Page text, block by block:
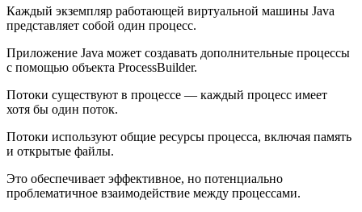
Каждый экземпляр работающей виртуальной машины Java
представляет собой один процесс.
Приложение Java может создавать дополнительные процессы
с помощью объекта ProcessBuilder.
Потоки существуют в процессе — каждый процесс имеет
хотя бы один поток.
Потоки используют общие ресурсы процесса, включая память
и открытые файлы.
Это обеспечивает эффективное, но потенциально
проблематичное взаимодействие между процессами.